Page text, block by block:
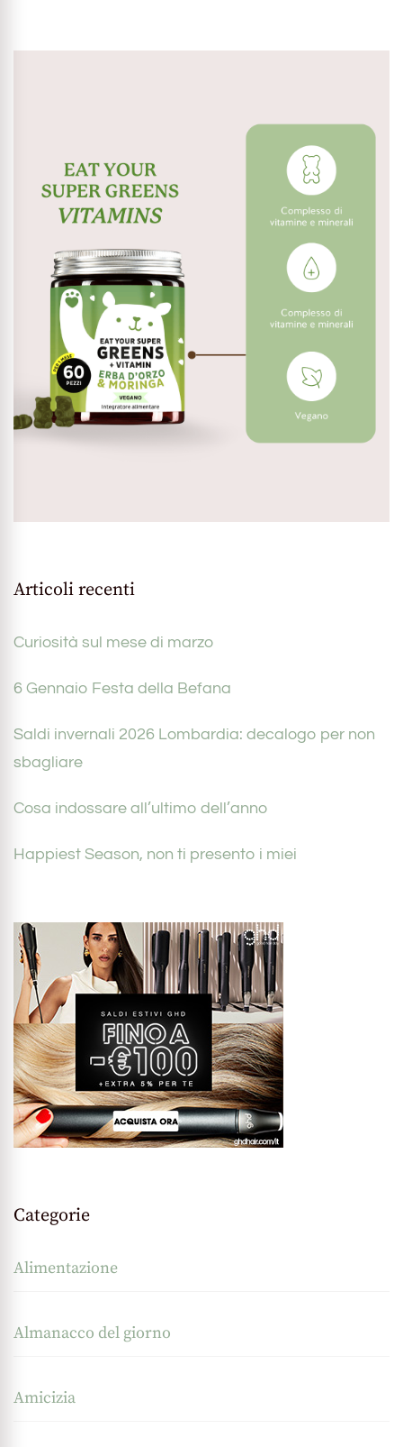
Articoli recenti
Curiosità sul mese di marzo
6 Gennaio Festa della Befana
Saldi invernali 2026 Lombardia: decalogo per non
sbagliare
Cosa indossare all’ultimo dell’anno
Happiest Season, non ti presento i miei
Categorie
Alimentazione
Almanacco del giorno
Amicizia